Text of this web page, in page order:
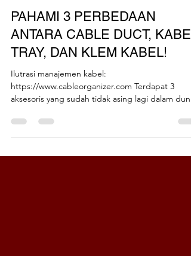
Feb 13, 2023
4 min read
PAHAMI 3 PERBEDAAN
ANTARA CABLE DUCT, KABEL
TRAY, DAN KLEM KABEL!
Ilutrasi manajemen kabel:
aksesoris yang sudah tidak asing lagi dalam dunia
perkabelan salah...